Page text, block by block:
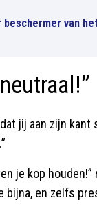
van
jij aan zijn
je kop
en zelfs